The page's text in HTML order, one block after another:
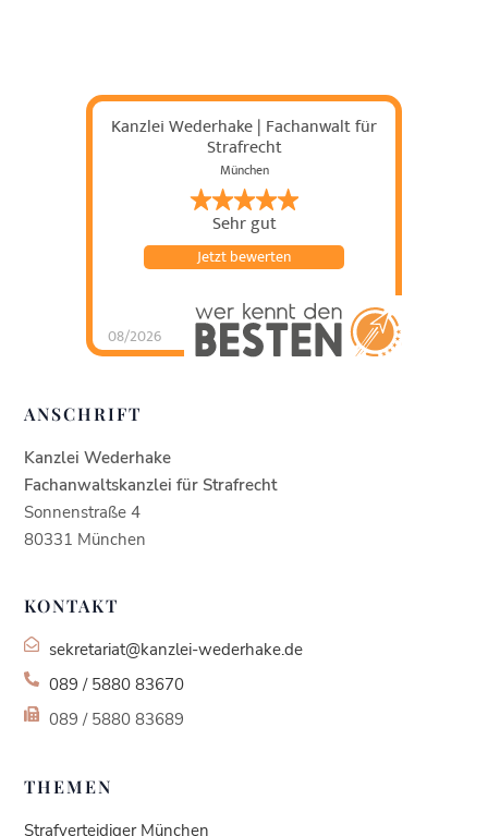
Kanzlei Wederhake | Fachanwalt für
Strafrecht
München
Sehr gut
08/2026
Jetzt bewerten
Kanzlei Wederhake |
Fachanwalt für
ANSCHRIFT
Kanzlei Wederhake
Fachanwaltskanzlei für Strafrecht
Sonnenstraße 4
80331 München
KONTAKT
sekretariat@kanzlei-wederhake.de
089 / 5880 83670
089 / 5880 83689
THEMEN
Strafverteidiger München